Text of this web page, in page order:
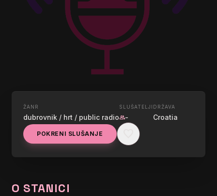
UŽIVO
HRT RADIO
DUBROVNIK
VRELIM LJETNIM DANIMA
ŽANR
dubrovnik / hrt / public radio
SLUŠATELJI
group-
DRŽAVA
Croatia
POKRENI SLUŠANJE
O STANICI